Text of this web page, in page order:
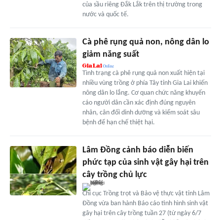
của sầu riêng Đắk Lắk trên thị trường trong
nước và quốc tế.
Cà phê rụng quả non, nông dân lo
giảm năng suất
Tình trạng cà phê rụng quả non xuất hiện tại
nhiều vùng trồng ở phía Tây tỉnh Gia Lai khiến
nông dân lo lắng. Cơ quan chức năng khuyến
cáo người dân cần xác định đúng nguyên
nhân, cân đối dinh dưỡng và kiểm soát sâu
bệnh để hạn chế thiệt hại.
Lâm Đồng cảnh báo diễn biến
phức tạp của sinh vật gây hại trên
cây trồng chủ lực
Chi cục Trồng trọt và Bảo vệ thực vật tỉnh Lâm
Đồng vừa ban hành Báo cáo tình hình sinh vật
gây hại trên cây trồng tuần 27 (từ ngày 6/7